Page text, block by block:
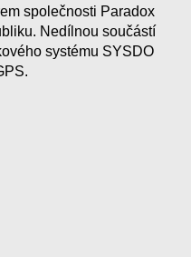
společnosti Paradox
Nedílnou součástí
systému SYSDO